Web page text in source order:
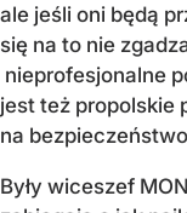
ale jeśli oni będą
się na to nie
nieprofesjonalne
jest też propolskie
na
Były wiceszef